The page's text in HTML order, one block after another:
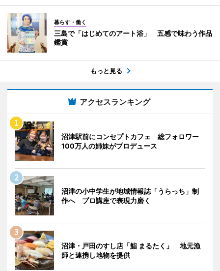
暮らす・働く
三島で「はじめてのアート浴」 五感で味わう作品
鑑賞
もっと見る
アクセスランキング
沼津駅前にコンセプトカフェ 総フォロワー
100万人の姉妹がプロデュース
沼津の小中学生が地域情報誌「うらっち」制
作へ プロ講座で表現力磨く
沼津・戸田のすし店「鮨 まるたく」 地元漁
師と連携し地物を提供